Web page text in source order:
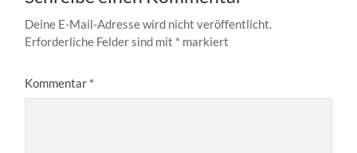
Deine E-Mail-Adresse wird nicht veröffentlicht.
Erforderliche Felder sind mit * markiert
Kommentar *